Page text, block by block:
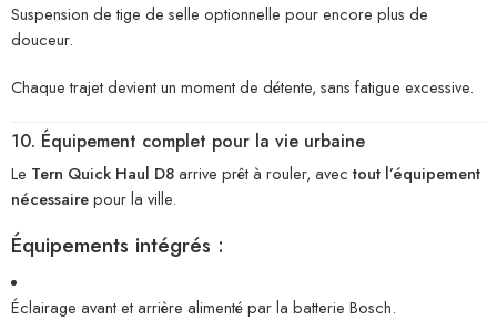
Suspension de tige de selle optionnelle pour encore plus de
douceur.
Chaque trajet devient un moment de détente, sans fatigue excessive.
10. Équipement complet pour la vie urbaine
Le Tern Quick Haul D8arrive prêt à rouler, avec tout l’équipement
nécessairepour la ville.
Équipements intégrés :
Éclairage avant et arrière alimenté par la batterie Bosch.